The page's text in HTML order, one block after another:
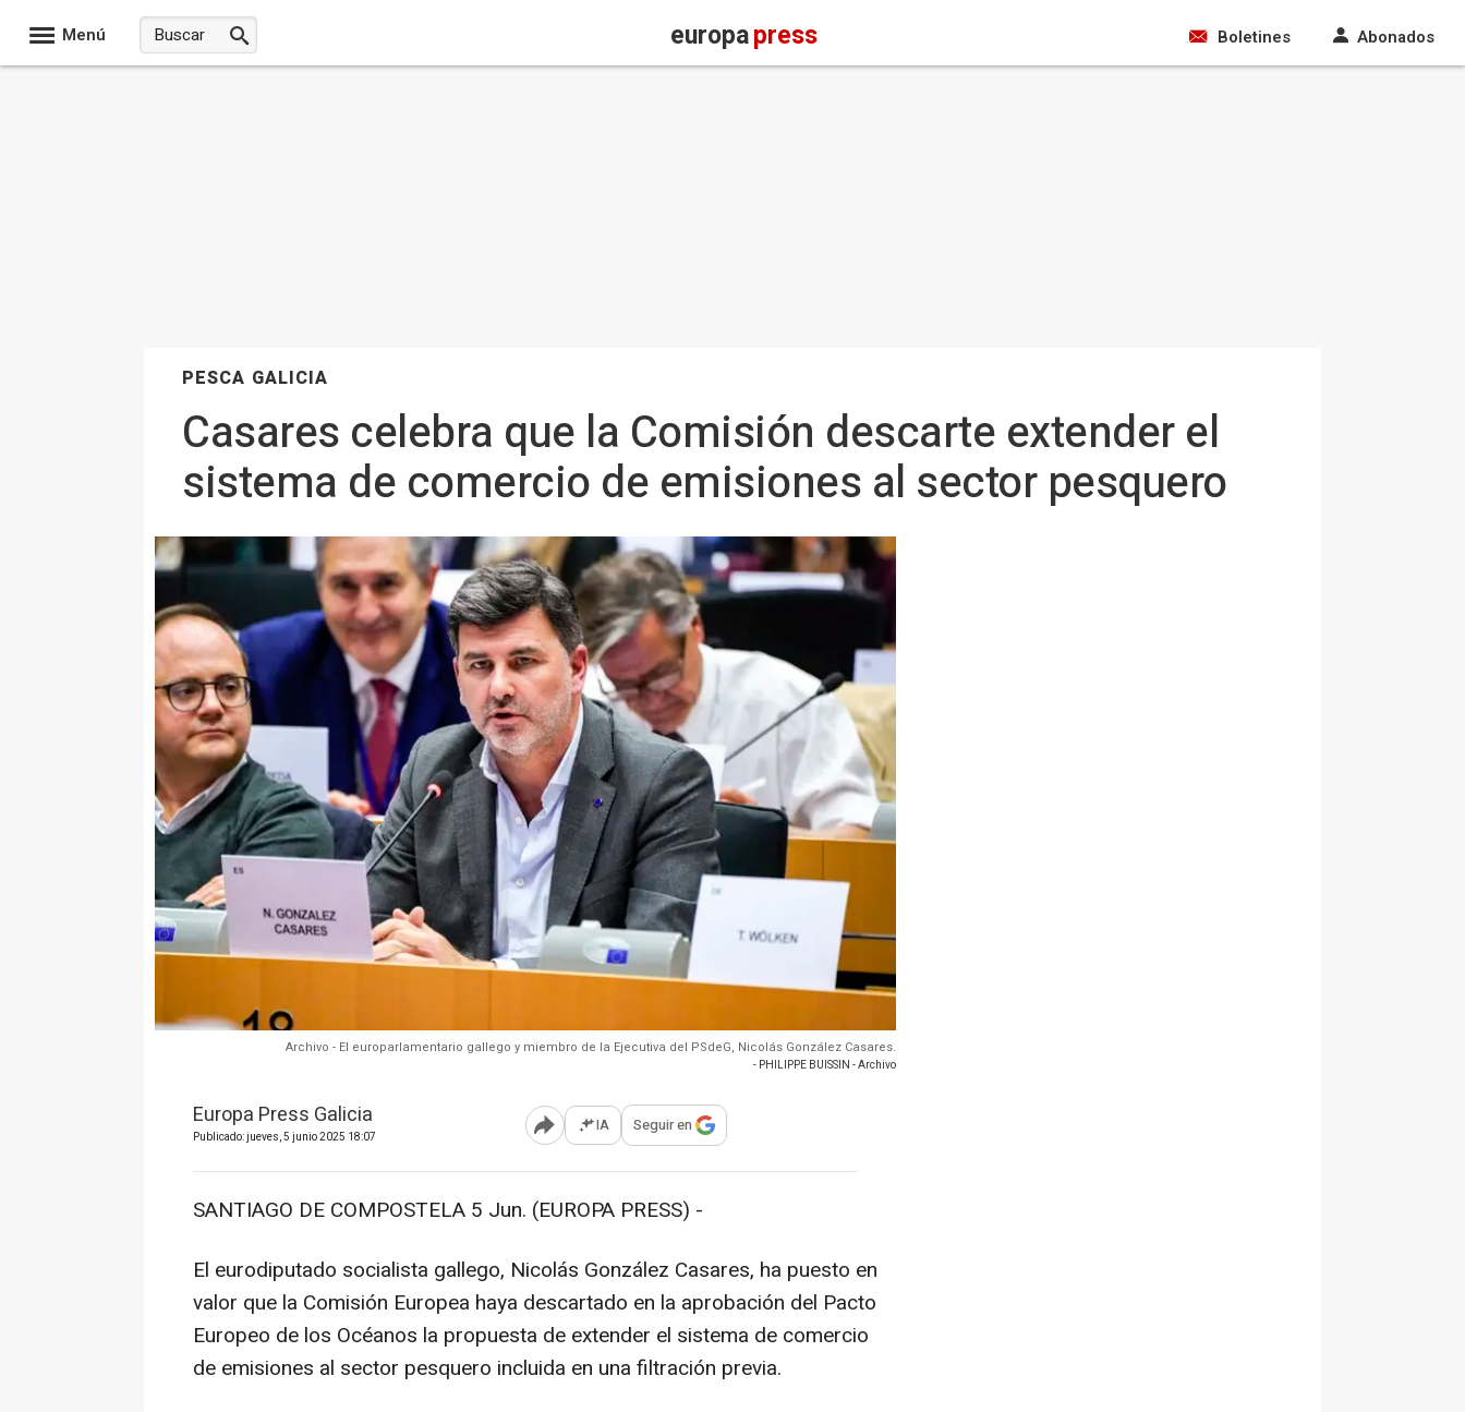
Menú europapress Boletines Abonados
PESCA GALICIA
Casares celebra que la Comisión descarte extender el
sistema de comercio de emisiones al sector pesquero
Archivo - El europarlamentario gallego y miembro de la Ejecutiva del PSdeG, Nicolás González Casares.
- PHILIPPE BUISSIN - Archivo
Europa Press Galicia
Publicado: jueves, 5 junio 2025 18:07 Abrir opciones para compartir
IA Seguir en
SANTIAGO DE COMPOSTELA 5 Jun. (EUROPA PRESS) -
El eurodiputado socialista gallego, Nicolás González Casares, ha puesto en
valor que la Comisión Europea haya descartado en la aprobación del Pacto
Europeo de los Océanos la propuesta de extender el sistema de comercio
de emisiones al sector pesquero incluida en una filtración previa.